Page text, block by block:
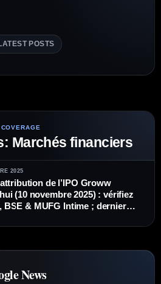
POSTS
Marchés financiers
2025
de l’IPO Groww
(10 novembre 2025) : vérifiez
BSE & MUFG Intime ; dernier
News